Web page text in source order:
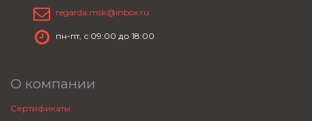
regarda.msk@inbox.ru
пн-пт, с 09:00 до 18:00
О компании
Сертификаты